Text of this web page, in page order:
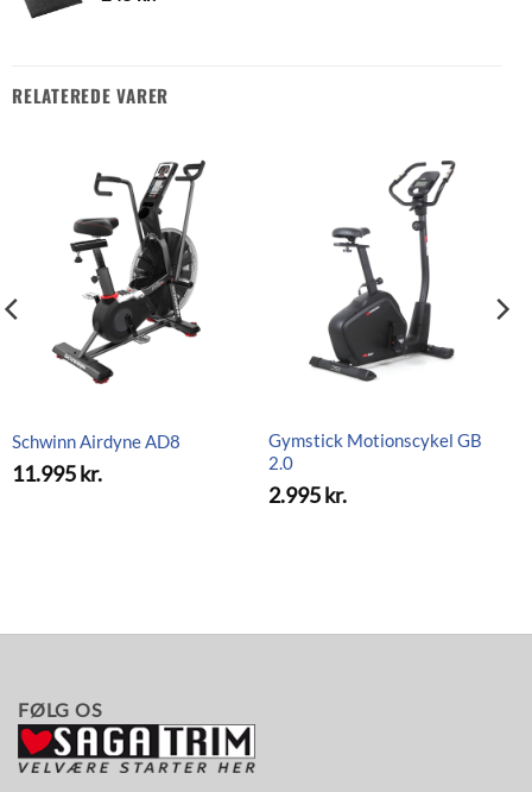
RELATEREDE VARER
Schwinn Airdyne AD8
11.995kr.
Gymstick Motionscykel GB
2.0
2.995kr.
FØLG OS